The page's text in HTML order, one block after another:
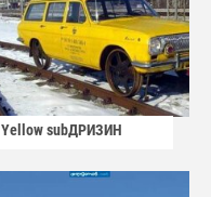
Yellow subДРИЗИН